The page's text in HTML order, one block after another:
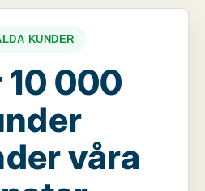
KUNDER
10 000
våra